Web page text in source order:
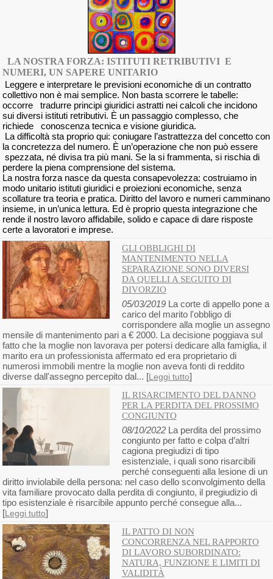
LA NOSTRA FORZA: ISTITUTI RETRIBUTIVI E
NUMERI, UN SAPERE UNITARIO
Leggere e interpretare le previsioni economiche di un contratto
collettivo non è mai semplice. Non basta scorrere le tabelle:
occorre tradurre principi giuridici astratti nei calcoli che incidono
sui diversi istituti retributivi. È un passaggio complesso, che
richiede conoscenza tecnica e visione giuridica.
La difficoltà sta proprio qui: coniugare l’astrattezza del concetto con
la concretezza del numero. È un’operazione che non può essere
spezzata, né divisa tra più mani. Se la si frammenta, si rischia di
perdere la piena comprensione del sistema.
La nostra forza nasce da questa consapevolezza: costruiamo in
modo unitario istituti giuridici e proiezioni economiche, senza
scollature tra teoria e pratica. Diritto del lavoro e numeri camminano
insieme, in un’unica lettura. Ed è proprio questa integrazione che
rende il nostro lavoro affidabile, solido e capace di dare risposte
certe a lavoratori e imprese.
GLI OBBLIGHI DI
MANTENIMENTO NELLA
SEPARAZIONE SONO DIVERSI
DA QUELLI A SEGUITO DI
DIVORZIO
05/03/2019La corte di appello pone a
carico del marito l'obbligo di
corrispondere alla moglie un assegno
mensile di mantenimento pari a € 2000. La decisione poggiava sul
fatto che la moglie non lavorava per potersi dedicare alla famiglia, il
marito era un professionista affermato ed era proprietario di
numerosi immobili mentre la moglie non aveva fonti di reddito
diverse dall'assegno percepito dal... [Leggi tutto]
IL RISARCIMENTO DEL DANNO
PER LA PERDITA DEL PROSSIMO
CONGIUNTO
08/10/2022La perdita del prossimo
congiunto per fatto e colpa d’altri
cagiona pregiudizi di tipo
esistenziale, i quali sono risarcibili
perché conseguenti alla lesione di un
diritto inviolabile della persona: nel caso dello sconvolgimento della
vita familiare provocato dalla perdita di congiunto, il pregiudizio di
tipo esistenziale è risarcibile appunto perché consegue alla...
[Leggi tutto]
IL PATTO DI NON
CONCORRENZA NEL RAPPORTO
DI LAVORO SUBORDINATO:
NATURA, FUNZIONE E LIMITI DI
VALIDITÀ